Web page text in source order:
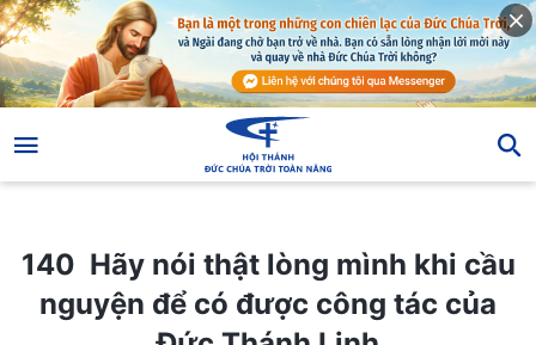
140 Hãy nói thật lòng mình khi cầu
nguyện để có được công tác của